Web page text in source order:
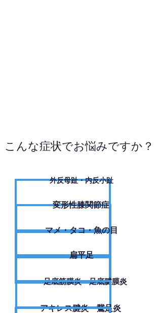
こんな症状でお悩みですか？
外反母趾・内反小趾
変形性膝関節症
​マメ・タコ・魚の目
扁平足
足底筋膜炎・足底腱膜炎
アキレス腱炎・鵞足炎